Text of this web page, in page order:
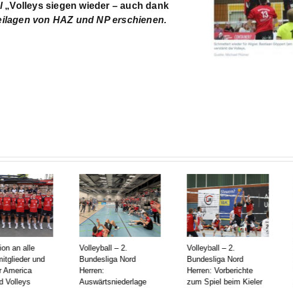
„Volleys siegen wieder – auch dank
von HAZ und NP erschienen.
– 2.
Nord
Volleyball – 2.
Bundesliga Nord
Herren: Vorberichte
zum Spiel beim Kieler
Volleyball – 2.
Bundesliga Nord
Herren: Auswärtssieg
bei den Münster